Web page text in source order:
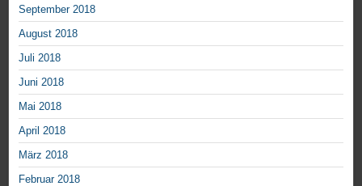
September 2018
August 2018
Juli 2018
Juni 2018
Mai 2018
April 2018
März 2018
Februar 2018